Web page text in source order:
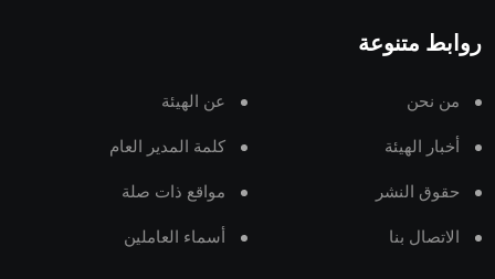
روابط متنوعة
من نحن عن الهيئة
أخبار الهيئة كلمة المدير العام
حقوق النشر مواقع ذات صلة
الاتصال بنا أسماء العاملين